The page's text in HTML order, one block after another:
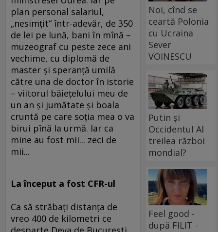
plan personal salariul,
„nesimţit“ într-adevăr, de 350
de lei pe lună, bani în mînă –
muzeograf cu peste zece ani
vechime, cu diplomă de
master şi speranţă umilă
către una de doctor în istorie
– viitorul băieţelului meu de
un an şi jumătate şi boala
cruntă pe care soţia mea o va
birui pînă la urmă. Iar ca
mine au fost mii... zeci de
mii...
La început a fost CFR-ul
Ca să străbaţi distanţa de
vreo 400 de kilometri ce
Noi, cînd se
ceartă Polonia
cu Ucraina
Sever
VOINESCU
Putin și
Occidentul Al
treilea război
mondial?
Feel good -
după FILIT -